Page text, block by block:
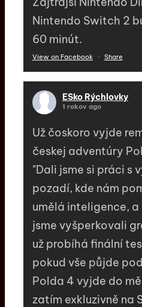
Nintendo Switch 2
60 minút.
View on Facebook · Share
ESko Rýchlovky
1 rokov ago
Už čoskoro vyjde
českej adventúry
"Dali jsme si práci s
pozadí, kde nám
umělá inteligence, a
jsme vyšperkovali
už probíhá finální
pokud vše půjde
Polda 4 vyjde do
zatím exkluzivně na